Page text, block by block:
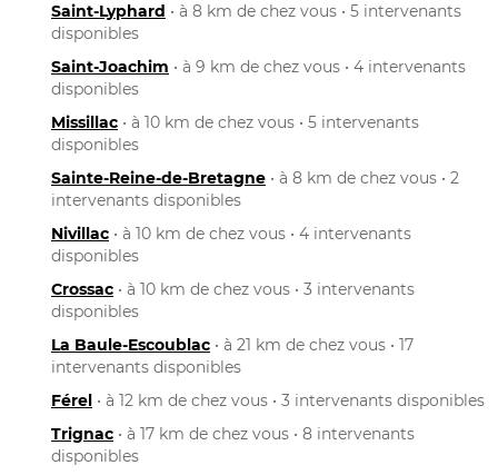
Saint-Lyphard • à 8 km de chez vous • 5 intervenants
disponibles
Saint-Joachim • à 9 km de chez vous • 4 intervenants
disponibles
Missillac • à 10 km de chez vous • 5 intervenants
disponibles
Sainte-Reine-de-Bretagne • à 8 km de chez vous • 2
intervenants disponibles
Nivillac • à 10 km de chez vous • 4 intervenants
disponibles
Crossac • à 10 km de chez vous • 3 intervenants
disponibles
La Baule-Escoublac • à 21 km de chez vous • 17
intervenants disponibles
Férel • à 12 km de chez vous • 3 intervenants disponibles
Trignac • à 17 km de chez vous • 8 intervenants
disponibles